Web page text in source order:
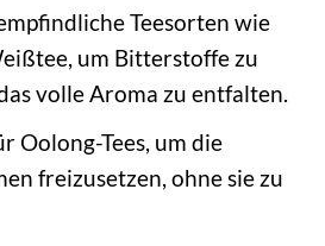
Teesorten wie
um Bitterstoffe zu
volle Aroma zu entfalten.
Oolong-Tees, um die
freizusetzen, ohne sie zu